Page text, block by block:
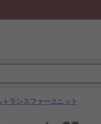
トランスファーユニット